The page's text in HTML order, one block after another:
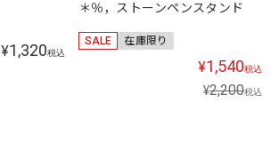
¥1,320税込
＊％，ストーンペンスタンド
SALE 在庫限り
¥1,540税込
¥2,200税込